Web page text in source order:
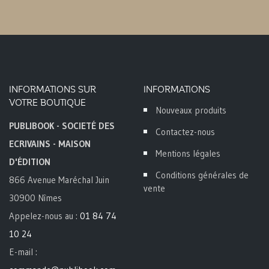
INFORMATIONS SUR
VOTRE BOUTIQUE
PUBLIBOOK - SOCIETÉ DES
ECRIVAINS - MAISON
D'ÉDITION
866 Avenue Maréchal Juin
30900 Nîmes
Appelez-nous au : 01 84 74
10 24
E-mail :
INFORMATIONS
Nouveaux produits
Contactez-nous
Mentions légales
Conditions générales de
vente